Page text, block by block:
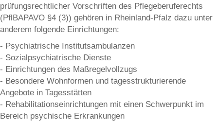
prüfungsrechtlicher Vorschriften des Pflegeberuferechts
(PflBAPAVO §4 (3)) gehören in Rheinland-Pfalz dazu unter
anderem folgende Einrichtungen:
- Psychiatrische Institutsambulanzen
- Sozialpsychiatrische Dienste
- Einrichtungen des Maßregelvollzugs
- Besondere Wohnformen und tagesstrukturierende
Angebote in Tagesstätten
- Rehabilitationseinrichtungen mit einen Schwerpunkt im
Bereich psychische Erkrankungen